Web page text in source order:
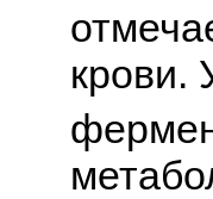
крови.